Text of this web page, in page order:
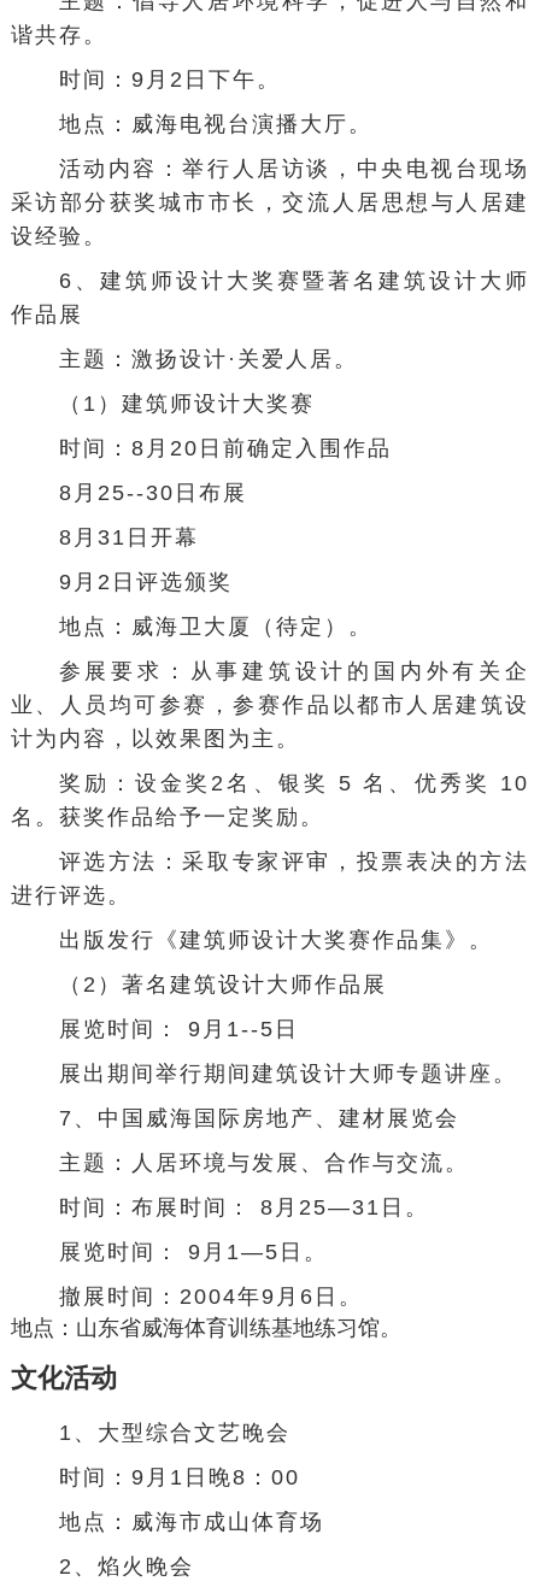
谐共存。
时间：9月2日下午。
地点： 威海电视台 演播大厅。
活动内容：举行人居访谈，中央电视台现场
采访部分获奖城市市长，交流人居思想与人居建
设经验。
6、建筑师设计大奖赛暨著名建筑设计大师
作品展
主题：激扬设计·关爱人居。
（1）建筑师设计大奖赛
时间：8月20日前确定入围作品
8月25--30日布展
8月31日开幕
9月2日评选颁奖
地点：威海卫大厦（待定）。
参展要求：从事建筑设计的国内外有关企
业、人员均可参赛，参赛作品以都市人居建筑设
计为内容，以效果图为主。
奖励：设金奖2名、银奖 5 名、优秀奖 10
名。获奖作品给予一定奖励。
评选方法：采取专家评审，投票表决的方法
进行评选。
出版发行《建筑师设计大奖赛作品集》。
（2）著名建筑设计大师作品展
展览时间： 9月1--5日
展出期间举行期间建筑设计大师专题讲座。
7、中国威海国际房地产、建材展览会
主题：人居环境与发展、合作与交流。
时间：布展时间： 8月25—31日。
展览时间： 9月1—5日。
撤展时间：2004年9月6日。
地点：山东省威海体育训练基地练习馆。
文化活动
1、大型综合文艺晚会
时间：9月1日晚8：00
地点：威海市成山体育场
2、焰火晚会